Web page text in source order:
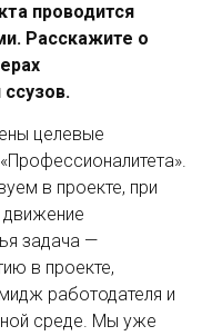
проводится
Расскажите о
целевые
в проекте, при
движение
задача —
в проекте,
работодателя и
среде. Мы уже